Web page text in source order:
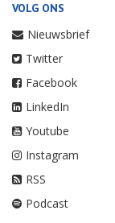
VOLG ONS
Nieuwsbrief
Twitter
Facebook
LinkedIn
Youtube
Instagram
RSS
Podcast